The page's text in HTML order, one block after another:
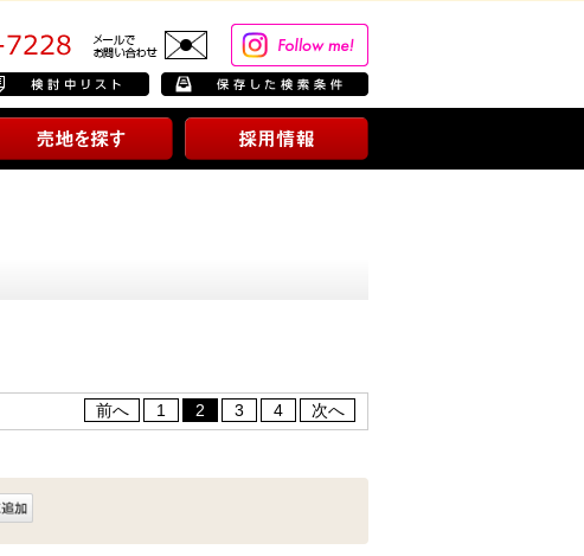
前へ 1 2 3 4 次へ